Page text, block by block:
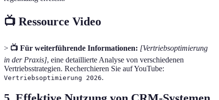
📺 Ressource Video
> 📺 Für weiterführende Informationen: [Vertriebsoptimierung
in der Praxis], eine detaillierte Analyse von verschiedenen
Vertriebsstrategien. Recherchieren Sie auf YouTube:
Vertriebsoptimierung 2026.